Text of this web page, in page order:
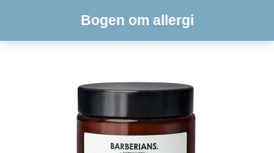
Bogen om allergi